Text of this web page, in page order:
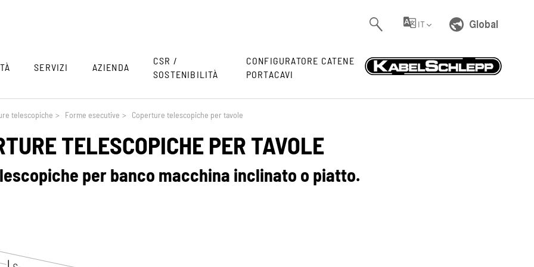
IT Global
SERVIZI AZIENDA
CSR /
SOSTENIBILITÀ
CONFIGURATORE CATENE
PORTACAVI
telescopiche > Forme esecutive > Coperture telescopiche per tavole
TELESCOPICHE PER TAVOLE
per banco macchina inclinato o piatto.